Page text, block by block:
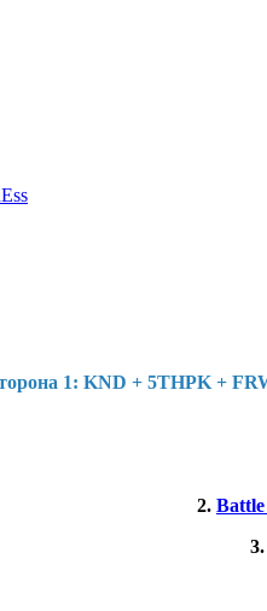
1: KND + 5THPK +
2.
3.